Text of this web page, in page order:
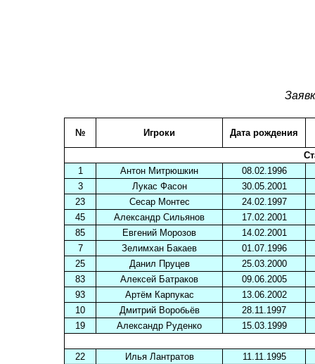
№ Игроки Дата рождения
1
Антон Митрюшкин
08.02.1996
3
Лукас Фасон
30.05.2001
23
Сесар Монтес
24.02.1997
45
Александр Сильянов
17.02.2001
85
Евгений Морозов
14.02.2001
7
Зелимхан Бакаев
01.07.1996
25
Данил Пруцев
25.03.2000
83
Алексей Батраков
09.06.2005
93
Артём Карпукас
13.06.2002
10
Дмитрий Воробьёв
28.11.1997
19
Александр Руденко 15.03.1999
22 Илья Лантратов
11.11.1995